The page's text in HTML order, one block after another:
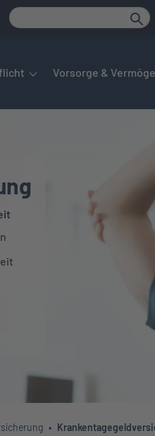
Dieses lässt sich per Tab
Vorsorge &